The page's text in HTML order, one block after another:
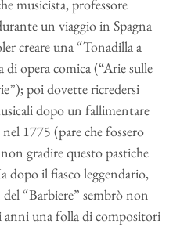
musicista, professore
un viaggio in Spagna
creare una “Tonadilla a
di opera comica (“Arie sulle
poi dovette ricredersi
dopo un fallimentare
1775 (pare che fossero
gradire questo pastiche
dopo il fiasco leggendario,
del “Barbiere” sembrò non
anni una folla di compositori